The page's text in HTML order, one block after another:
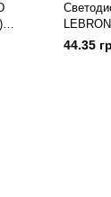
(яркий
44.35